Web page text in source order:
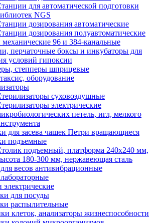
для автоматической подготовки
NGS
дозирования автоматические
дозирования полуавтоматические
механические 96 и 384-канальные
перчаточные боксы и инкубаторы для
условий гипоксии
степперы шприцевые
оборудование
суховоздушные
электрические
петель, игл, мелкого
для засева чашек Петри вращающиеся
подъемные
подъемный, платформа 240х240 мм,
180-300 мм, нержавеющая сталь
весов антивибрационные
электрические
для посуды
распылительные
клеток, анализаторы жизнеспособности